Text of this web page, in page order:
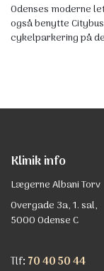
Odenses moderne
også benytte
cykelparkering på
Klinik info
Lægerne Albani Torv
Overgade 3a, 1. sal,
5000 Odense C
Tlf: 70 40 50 44